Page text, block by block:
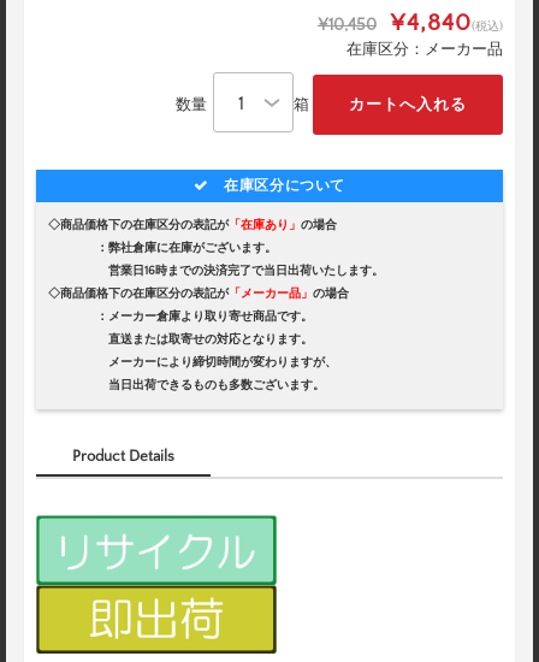
¥10,450 ¥4,840(税込)
在庫区分：メーカー品
数量 箱
在庫区分について
◇商品価格下の在庫区分の表記が「在庫あり」 の場合
：弊社倉庫に在庫がございます。
営業日16時までの決済完了で当日出荷いたします。
◇商品価格下の在庫区分の表記が「メーカー品」 の場合
：メーカー倉庫より取り寄せ商品です。
直送または取寄せの対応となります。
メーカーにより締切時間が変わりますが、
当日出荷できるものも多数ございます。
Product Details